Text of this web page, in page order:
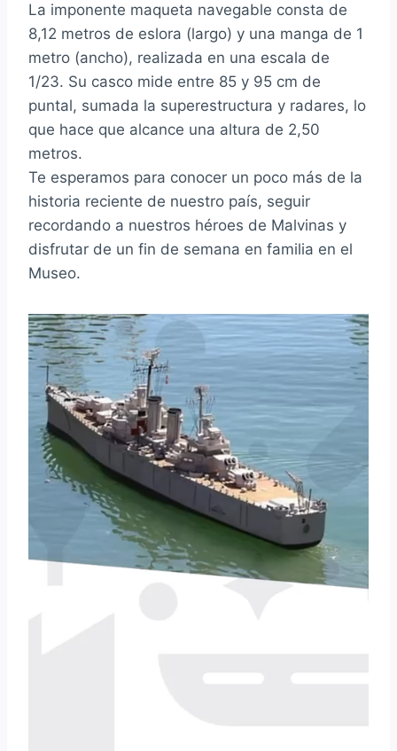
La imponente maqueta navegable consta de
8,12 metros de eslora (largo) y una manga de 1
metro (ancho), realizada en una escala de
1/23. Su casco mide entre 85 y 95 cm de
puntal, sumada la superestructura y radares, lo
que hace que alcance una altura de 2,50
metros.
Te esperamos para conocer un poco más de la
historia reciente de nuestro país, seguir
recordando a nuestros héroes de Malvinas y
disfrutar de un fin de semana en familia en el
Museo.